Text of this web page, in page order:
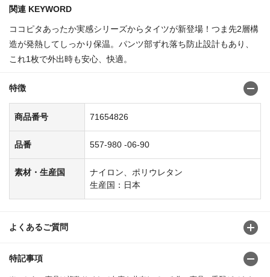
関連 KEYWORD
ココピタあったか実感シリーズからタイツが新登場！つま先2層構
造が発熱してしっかり保温。パンツ部ずれ落ち防止設計もあり、
これ1枚で外出時も安心、快適。
特徴
商品番号 71654826
品番 557-980 -06-90
素材・生産国
ナイロン、ポリウレタン
生産国：日本
よくあるご質問
特記事項